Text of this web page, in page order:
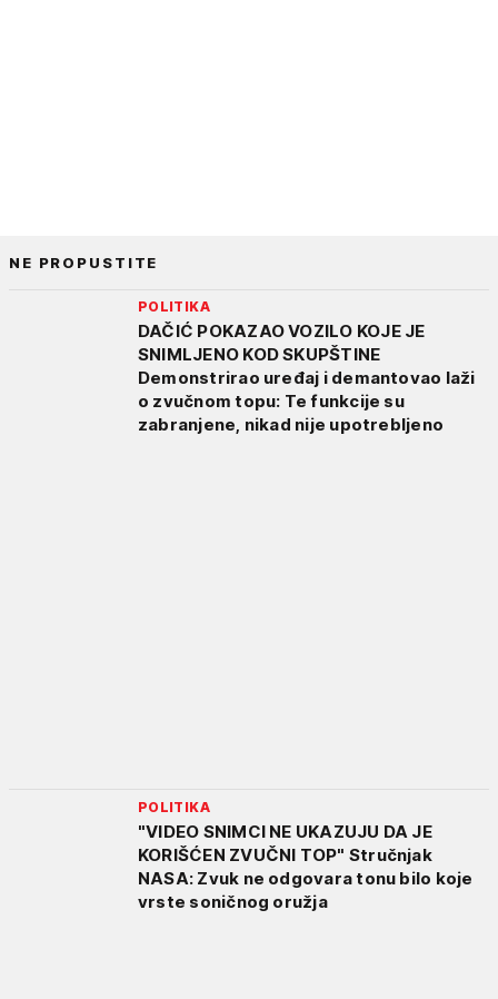
NE PROPUSTITE
POLITIKA
DAČIĆ POKAZAO VOZILO KOJE JE
SNIMLJENO KOD SKUPŠTINE
Demonstrirao uređaj i demantovao laži
o zvučnom topu: Te funkcije su
zabranjene, nikad nije upotrebljeno
POLITIKA
"VIDEO SNIMCI NE UKAZUJU DA JE
KORIŠĆEN ZVUČNI TOP" Stručnjak
NASA: Zvuk ne odgovara tonu bilo koje
vrste soničnog oružja